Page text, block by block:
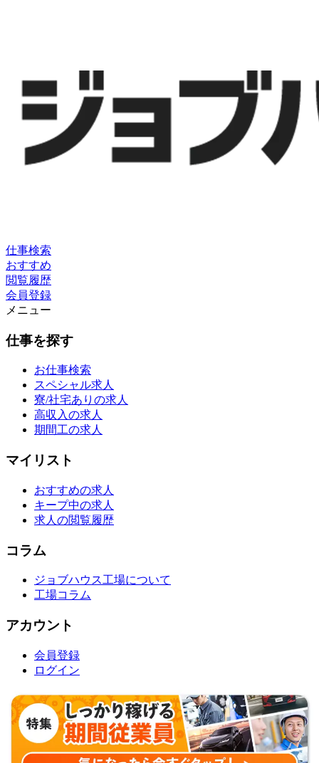
仕事検索
おすすめ
閲覧履歴
会員登録
メニュー
仕事を探す
お仕事検索
スペシャル求人
寮/社宅ありの求人
高収入の求人
期間工の求人
マイリスト
おすすめの求人
キープ中の求人
求人の閲覧履歴
コラム
ジョブハウス工場について
工場コラム
アカウント
会員登録
ログイン